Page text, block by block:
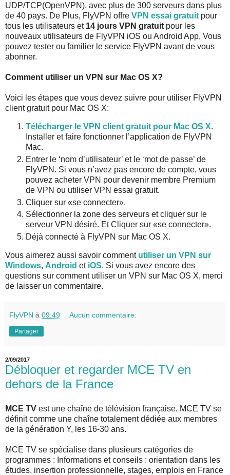
UDP/TCP(OpenVPN), avec plus de 300 serveurs dans plus
de 40 pays. De Plus, FlyVPN offre VPN essai gratuit pour
tous les utilisateurs et 14 jours VPN gratuit pour les
nouveaux utilisateurs de FlyVPN iOS ou Android App, Vous
pouvez tester ou familier le service FlyVPN avant de vous
abonner.
Comment utiliser un VPN sur Mac OS X?
Voici les étapes que vous devez suivre pour utiliser FlyVPN
client gratuit pour Mac OS X:
Télécharger le VPN client gratuit pour Mac OS X.
Installer et faire fonctionner l’application de FlyVPN
Mac.
Entrer le ‘nom d’utilisateur’ et le ‘mot de passe’ de
FlyVPN. Si vous n’avez pas encore de compte, vous
pouvez acheter VPN pour devenir membre Premium
de VPN ou utiliser VPN essai gratuit.
Cliquer sur «se connecter».
Sélectionner la zone des serveurs et cliquer sur le
serveur VPN désiré. Et Cliquer sur «se connecter».
Déjà connecté à FlyVPN sur Mac OS X.
Vous aimerez aussi savoir comment utiliser un VPN sur
Windows, Android et iOS. Si vous avez encore des
questions sur comment utiliser un VPN sur Mac OS X, merci
de laisser un commentaire.
FlyVPN à 09:49 Aucun commentaire:
Partager
2/09/2017
Débloquer et regarder MCE TV en
dehors de la France
MCE TV est une chaîne de télévision française. MCE TV se
définit comme une chaîne totalement dédiée aux membres
de la génération Y, les 16-30 ans.
MCE TV se spécialise dans plusieurs catégories de
programmes : Informations et conseils : orientation dans les
études, insertion professionnelle, stages, emplois en France